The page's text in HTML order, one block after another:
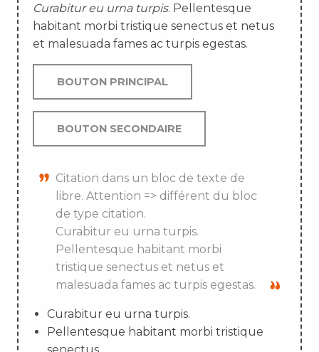
Curabitur eu urna turpis. Pellentesque
habitant morbi tristique senectus et netus
et malesuada fames ac turpis egestas.
BOUTON PRINCIPAL
BOUTON SECONDAIRE
Citation dans un bloc de texte de
libre. Attention => différent du bloc
de type citation.
Curabitur eu urna turpis.
Pellentesque habitant morbi
tristique senectus et netus et
malesuada fames ac turpis egestas.
Curabitur eu urna turpis.
Pellentesque habitant morbi tristique